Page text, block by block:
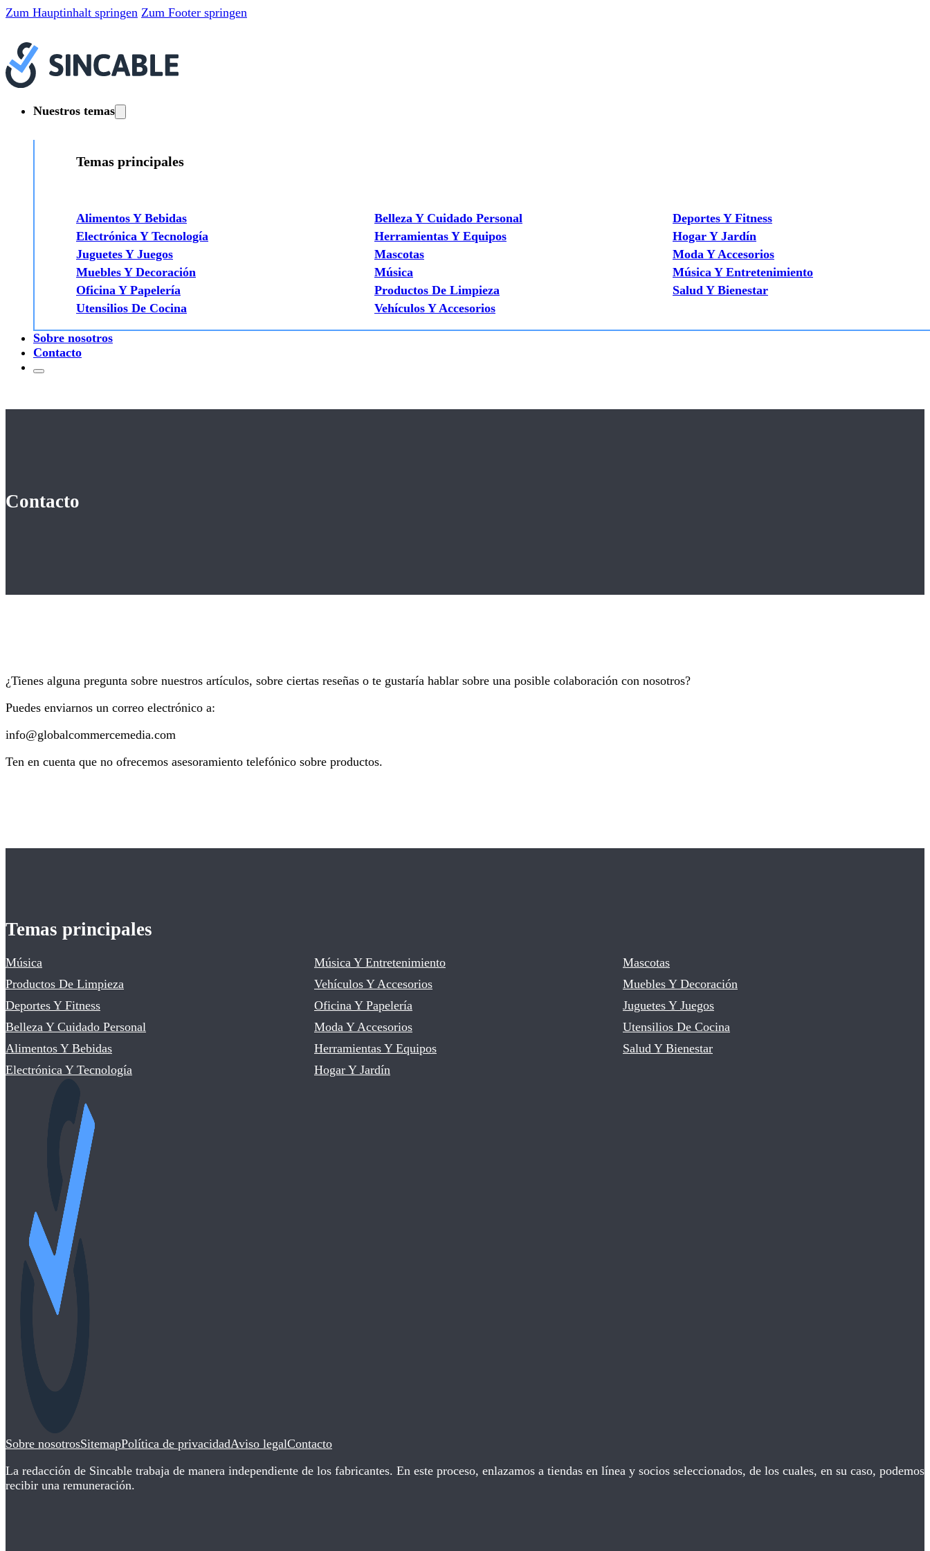
Zum Hauptinhalt springen Zum Footer springen
Nuestros temas
Temas principales
Alimentos Y Bebidas Belleza Y Cuidado Personal
Deportes Y Fitness
Electrónica Y Tecnología
Herramientas Y Equipos
Hogar Y Jardín
Juguetes Y Juegos
Mascotas
Moda Y Accesorios
Muebles Y Decoración
Música
Música Y Entretenimiento
Oficina Y Papelería
Productos De Limpieza
Salud Y Bienestar
Utensilios De Cocina
Vehículos Y Accesorios
Sobre nosotros
Contacto
Contacto
¿Tienes alguna pregunta sobre nuestros artículos, sobre ciertas reseñas o te gustaría hablar sobre una posible colaboración con nosotros?
Puedes enviarnos un correo electrónico a:
info@globalcommercemedia.com
Ten en cuenta que no ofrecemos asesoramiento telefónico sobre productos.
Temas principales
Música Música Y Entretenimiento
Mascotas
Productos De Limpieza
Vehículos Y Accesorios
Muebles Y Decoración
Deportes Y Fitness
Oficina Y Papelería
Juguetes Y Juegos
Belleza Y Cuidado Personal
Moda Y Accesorios
Utensilios De Cocina
Alimentos Y Bebidas
Herramientas Y Equipos
Salud Y Bienestar
Electrónica Y Tecnología
Hogar Y Jardín
Sobre nosotrosSitemapPolítica de privacidadAviso legalContacto
La redacción de Sincable trabaja de manera independiente de los fabricantes. En este proceso, enlazamos a tiendas en línea y socios seleccionados, de los cuales, en su caso, podemos
recibir una remuneración.